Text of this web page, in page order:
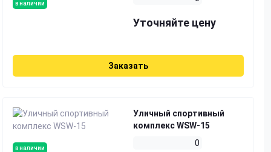
в наличии
Уточняйте цену
Заказать
в наличии
Уличный спортивный
комплекс WSW-15
0